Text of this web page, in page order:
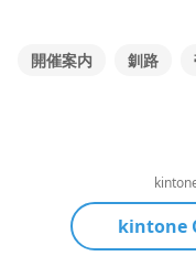
開催案内 釧路
kintone